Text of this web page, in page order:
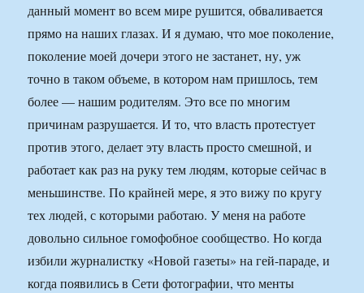
данный момент во всем мире рушится, обваливается
прямо на наших глазах. И я думаю, что мое поколение,
поколение моей дочери этого не застанет, ну, уж
точно в таком объеме, в котором нам пришлось, тем
более — нашим родителям. Это все по многим
причинам разрушается. И то, что власть протестует
против этого, делает эту власть просто смешной, и
работает как раз на руку тем людям, которые сейчас в
меньшинстве. По крайней мере, я это вижу по кругу
тех людей, с которыми работаю. У меня на работе
довольно сильное гомофобное сообщество. Но когда
избили журналистку «Новой газеты» на гей-параде, и
когда появились в Сети фотографии, что менты